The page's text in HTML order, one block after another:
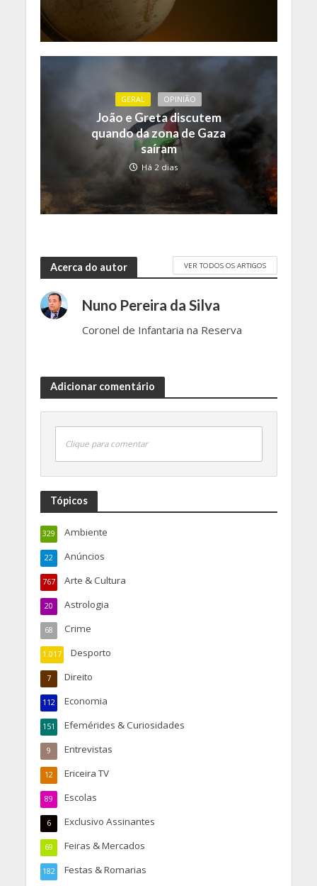
GERAL OPINIÃO
João e Greta discutem
quando da zona de Gaza
saíram
Há 2 dias
Acerca do autor VER TODOS OS ARTIGOS
Nuno Pereira da Silva
Coronel de Infantaria na Reserva
Adicionar comentário
Clique para comentar
Tópicos
Ambiente
329
Anúncios
22
Arte & Cultura
767
Astrologia
20
Crime
68
Desporto
1.017
Direito
7
Economia
112
Efemérides & Curiosidades
151
Entrevistas
9
Ericeira TV
12
Escolas
89
Exclusivo Assinantes
6
Feiras & Mercados
69
Festas & Romarias
182